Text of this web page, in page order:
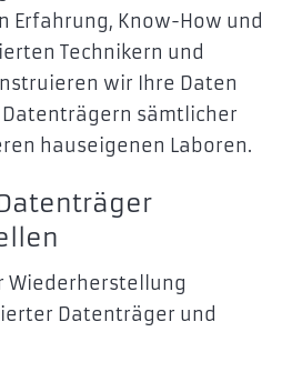
Erfahrung, Know-How und
Technikern und
wir Ihre Daten
sämtlicher
hauseigenen Laboren.
Wiederherstellung
Datenträger und